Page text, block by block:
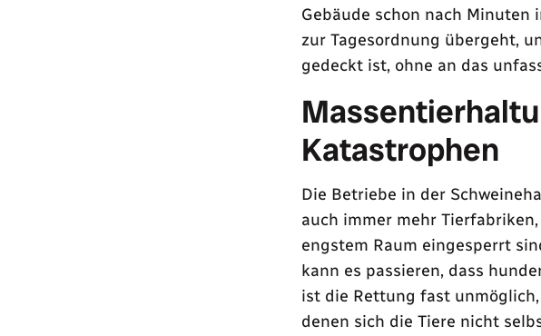
Gebäude schon nach Minuten
zur Tagesordnung übergeht,
gedeckt ist, ohne an das
Katastrophen
Die Betriebe in der
auch immer mehr
engstem Raum eingesperrt
kann es passieren, dass
ist die Rettung fast
denen sich die Tiere nicht